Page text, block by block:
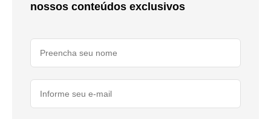
nossos conteúdos exclusivos